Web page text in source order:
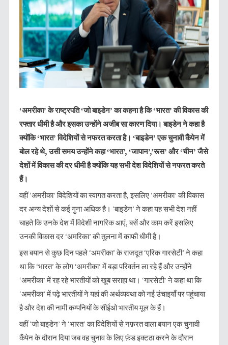
‘अमरीका’ के राष्ट्रपति ‘जो बाइडेन’ का कहना है कि ‘भारत’ की विकास की
रफ्तार धीमी है और इसका उन्होंने अजीब सा कारण दिया। बाइडेन ने कहा है
क्योंकि ‘भारत’ विदेशियों से नफरत करता है। ‘बाइडेन’ एक चुनावी कैंपेन में
बोल रहे थे, उसी समय उन्होंने कहा ‘भारत’, ‘जापान’,’रूस’ और ‘चीन’ जैसे
देशों में विकास की दर धीमी है क्योंकि यह सभी देश विदेशियों से नफरत करते
हैं।
वहीं ‘अमरीका’ विदेशियों का स्वागत करता है, इसलिए ‘अमरीका’ की विकास
दर अन्य देशों से कई गुना अधिक है। ‘बाइडेन’ ने कहा यह सभी देश नहीं
चाहते कि उनके देश में विदेशी नागरिक आएं, बसें और काम करें इसलिए
उनकी विकास दर ‘अमरिका’ की तुलना में काफी धीमी है।
इस बयान से कुछ दिन पहले ‘अमरीका’ के राजदूत ‘एरिक गारसेटी’ ने कहा
था कि ‘भारत’ के लोग ‘अमरीका’ में बड़ा परिवर्तन ला रहे हैं और उन्होंने
‘अमरीका’ में रह रहे भारतीयों को खूब सराहा था। ‘गारसेटी’ ने कहा था कि
‘अमरीका’ में पढ़े भारतीयों ने यहां की अर्थव्यवथा को नई उंचाइयाँ पर पहुंचाया
है और देश की नामी कम्पनियों के सीईओ भारतीय मूल के हैं।
वहीं ‘जो बाइडेन’ ने ‘भारत’ का विदेशियों से नफ़रत वाला बयान एक चुनावी
कैंपेन के दौरान दिया जब वह चुनाव के लिए फ़ंड इक्टठा करने के दौरान